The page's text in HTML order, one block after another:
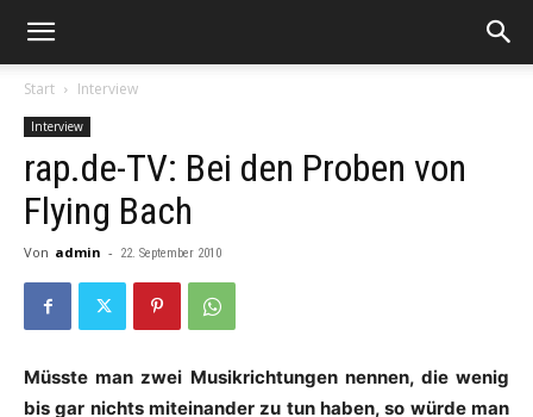
Start Interview
Interview
rap.de-TV: Bei den Proben von
Flying Bach
Von admin - 22. September 2010
Müsste man zwei Musikrichtungen nennen, die wenig
bis gar nichts miteinander zu tun haben, so würde man